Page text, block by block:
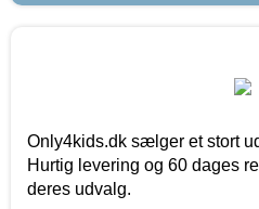
Only4kids.dk sælger et stort
Hurtig levering og 60 dages
deres udvalg.